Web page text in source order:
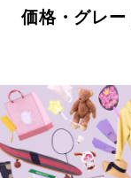
価格・グレー